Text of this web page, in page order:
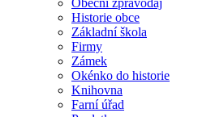
Obecní zpravodaj
Historie obce
Základní škola
Firmy
Zámek
Okénko do historie
Knihovna
Farní úřad